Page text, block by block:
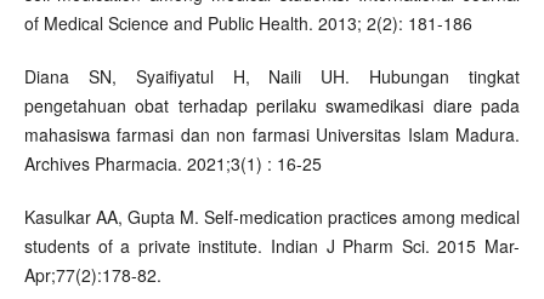
of Medical Science and Public Health. 2013; 2(2): 181-186
Diana SN, Syaifiyatul H, Naili UH. Hubungan tingkat
pengetahuan obat terhadap perilaku swamedikasi diare pada
mahasiswa farmasi dan non farmasi Universitas Islam Madura.
Archives Pharmacia. 2021;3(1) : 16-25
Kasulkar AA, Gupta M. Self-medication practices among medical
students of a private institute. Indian J Pharm Sci. 2015 Mar-
Apr;77(2):178-82.